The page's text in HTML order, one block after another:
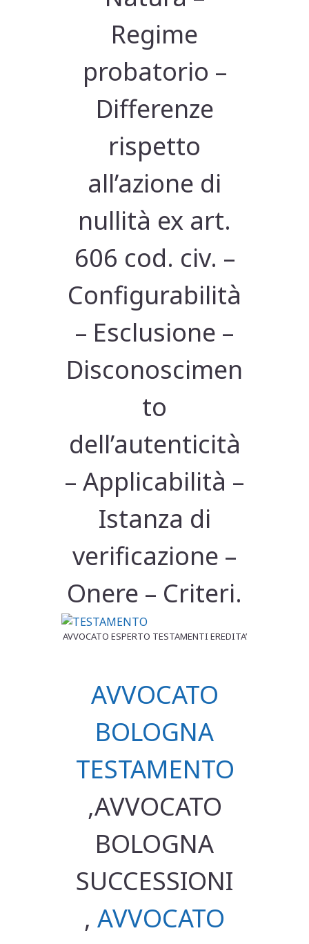
Regime
probatorio –
Differenze
rispetto
all’azione di
nullità ex art.
606 cod. civ. –
Configurabilità
– Esclusione –
Disconoscimen
to
dell’autenticità
– Applicabilità –
Istanza di
verificazione –
Onere – Criteri.
AVVOCATO ESPERTO TESTAMENTI EREDITA’
AVVOCATO
BOLOGNA
TESTAMENTO
,AVVOCATO
BOLOGNA
SUCCESSIONI
, AVVOCATO